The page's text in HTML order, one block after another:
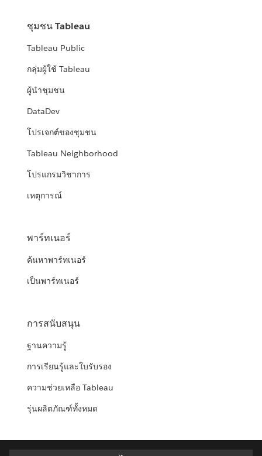
ชุมชน Tableau
Tableau Public
กลุ่มผู้ใช้ Tableau
ผู้นำชุมชน
DataDev
โปรเจกต์ของชุมชน
Tableau Neighborhood
โปรแกรมวิชาการ
เหตุการณ์
พาร์ทเนอร์
ค้นหาพาร์ทเนอร์
เป็นพาร์ทเนอร์
การสนับสนุน
ฐานความรู้
การเรียนรู้และใบรับรอง
ความช่วยเหลือ Tableau
รุ่นผลิตภัณฑ์ทั้งหมด